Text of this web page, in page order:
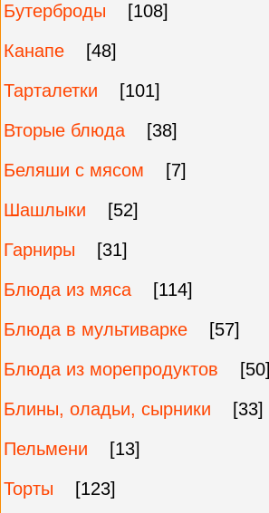
Бутерброды
[108]
Канапе
[48]
Тарталетки
[101]
Вторые блюда
[38]
Беляши с мясом
[7]
Шашлыки
[52]
Гарниры
[31]
Блюда из мяса
[114]
Блюда в мультиварке
[57]
Блюда из морепродуктов
[50]
Блины, оладьи, сырники
[33]
Пельмени
[13]
Торты
[123]